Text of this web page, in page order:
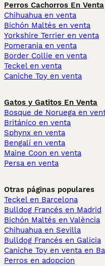
Perros Cachorros En Venta
Chihuahua en venta
Bichón Maltés en venta
Yorkshire Terrier en venta
Pomerania en venta
Border Collie en venta
Teckel en venta
Caniche Toy en venta
Gatos y Gatitos En Venta
Bosque de Noruega en
Británico en venta
Sphynx en venta
Bengalí en venta
Maine Coon en venta
Persa en venta
Otras páginas populares
Teckel en Barcelona
Bulldog Francés en Madrid
Bichón Maltés en València
Chihuahua en Sevilla
Bulldog Francés en Galicia
Caniche Toy en venta en
Perros en adopcion